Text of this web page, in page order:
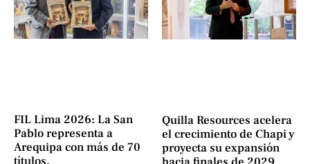
FIL Lima 2026: La San
Pablo representa a
Arequipa con más de 70
Quilla Resources acelera
el crecimiento de Chapi y
proyecta su expansión